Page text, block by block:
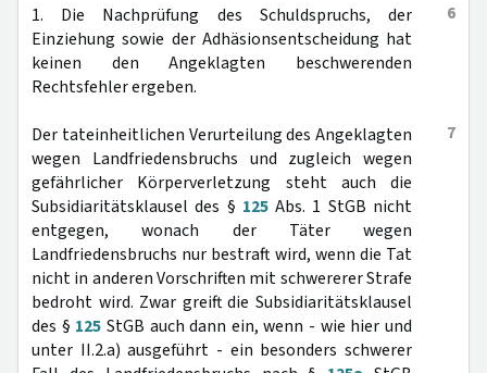
6
1. Die Nachprüfung des Schuldspruchs, der
Einziehung sowie der Adhäsionsentscheidung hat
keinen den Angeklagten beschwerenden
Rechtsfehler ergeben.
7
Der tateinheitlichen Verurteilung des Angeklagten
wegen Landfriedensbruchs und zugleich wegen
gefährlicher Körperverletzung steht auch die
Subsidiaritätsklausel des § 125Abs. 1 StGB nicht
entgegen, wonach der Täter wegen
Landfriedensbruchs nur bestraft wird, wenn die Tat
nicht in anderen Vorschriften mit schwererer Strafe
bedroht wird. Zwar greift die Subsidiaritätsklausel
des § 125 StGB auch dann ein, wenn - wie hier und
unter II.2.a) ausgeführt - ein besonders schwerer